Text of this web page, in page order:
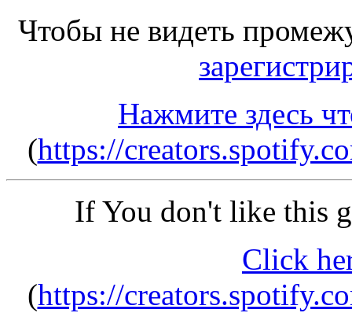
Чтобы не видеть
Нажмите здесь
(https://
If You don't like this
Click
(https://